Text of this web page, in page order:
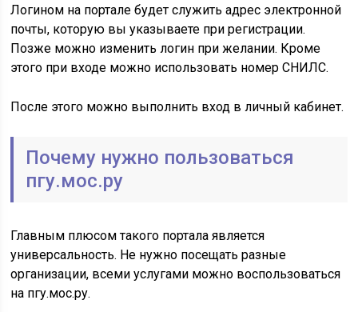
Логином на портале будет служить адрес электронной
почты, которую вы указываете при регистрации.
Позже можно изменить логин при желании. Кроме
этого при входе можно использовать номер СНИЛС.
После этого можно выполнить вход в личный кабинет.
Почему нужно пользоваться
пгу.мос.ру
Главным плюсом такого портала является
универсальность. Не нужно посещать разные
организации, всеми услугами можно воспользоваться
на пгу.мос.ру.